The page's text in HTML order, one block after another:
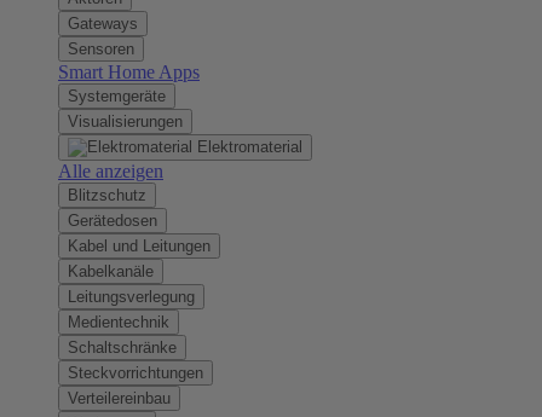
Gateways
Sensoren
Smart Home Apps
Systemgeräte
Visualisierungen
Elektromaterial
Alle anzeigen
Blitzschutz
Gerätedosen
Kabel und Leitungen
Kabelkanäle
Leitungsverlegung
Medientechnik
Schaltschränke
Steckvorrichtungen
Verteilereinbau